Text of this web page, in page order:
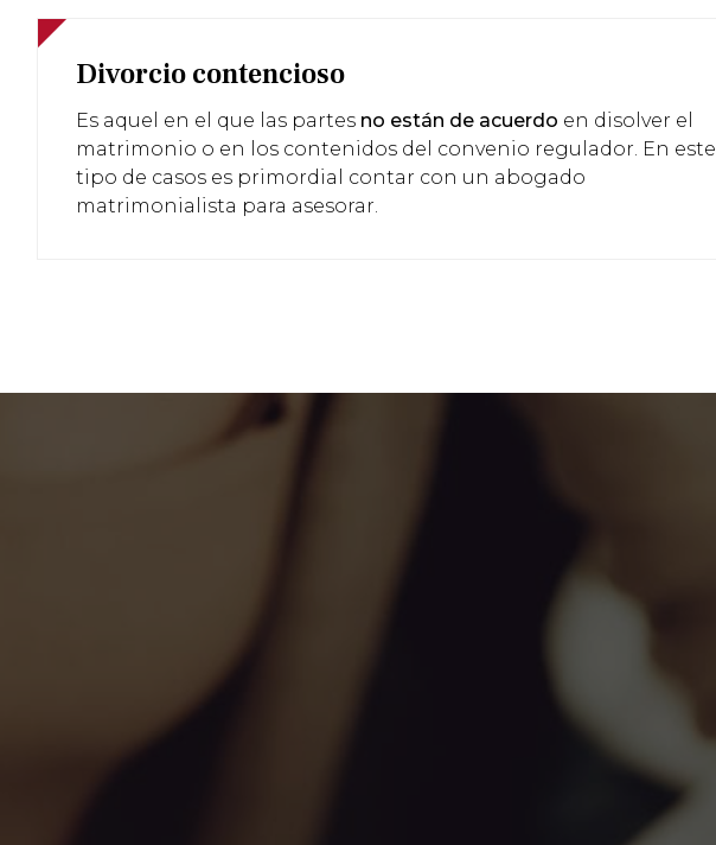
Divorcio contencioso
Es aquel en el que las partes no están de acuerdo en disolver el
matrimonio o en los contenidos del convenio regulador. En este
tipo de casos es primordial contar con un abogado
matrimonialista para asesorar.